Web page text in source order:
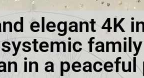
elegant 4K
family
in a peaceful